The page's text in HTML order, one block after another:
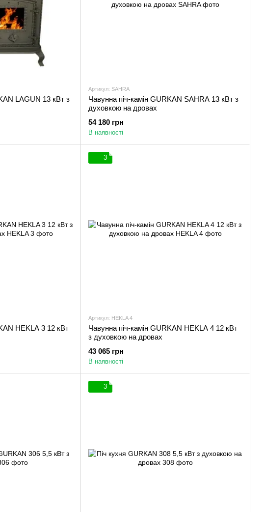
LAGUN 13 кВт з
Артикул: SAHRA
Чавунна піч-камін GURKAN SAHRA 13 кВт з
духовкою на дровах
54 180 грн
В наявності
HEKLA 3 12 кВт
3
Артикул: HEKLA 4
Чавунна піч-камін GURKAN HEKLA 4 12 кВт
з духовкою на дровах
43 065 грн
В наявності
3